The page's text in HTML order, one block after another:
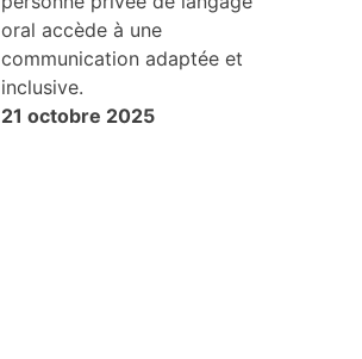
oral accède à une
communication adaptée et
inclusive.
21 octobre 2025